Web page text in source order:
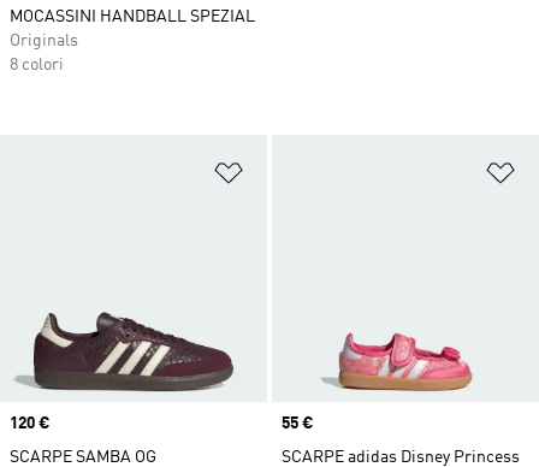
Aggiungi alla lista dei desideri
Price
120 €
SCARPE SAMBA OG
Price
55 €
SCARPE adidas Disney Princess
MOCASSINI HANDBALL SPEZIAL
Originals
8 colori